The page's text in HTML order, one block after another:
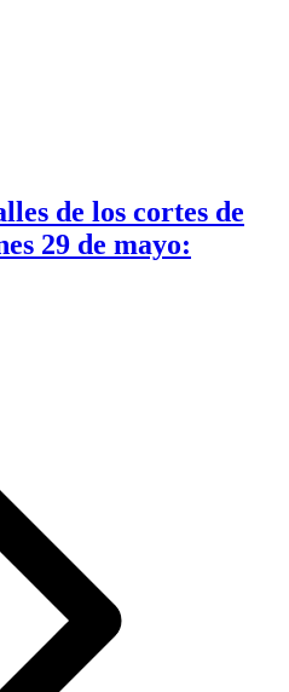
de los cortes de
29 de mayo: